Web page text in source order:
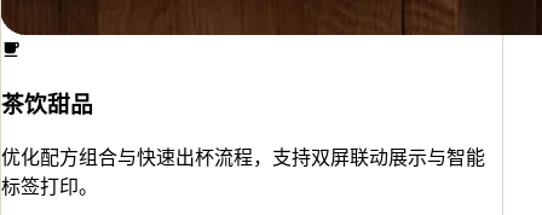
茶饮甜品
优化配方组合与快速出杯流程，支持双屏联动展示与智能
标签打印。